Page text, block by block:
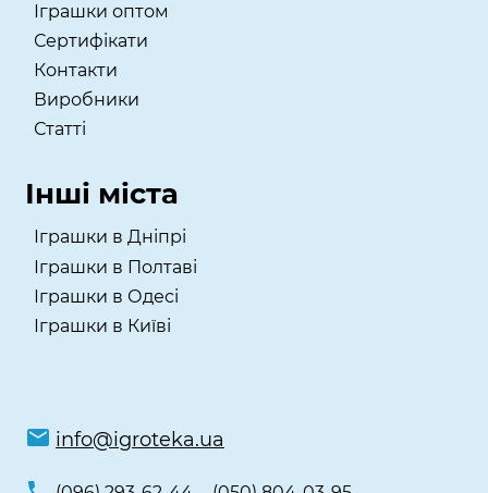
Іграшки оптом
Сертифікати
Контакти
Виробники
Статті
Інші міста
Іграшки в Дніпрі
Іграшки в Полтаві
Іграшки в Одесі
Іграшки в Київі
info@igroteka.ua